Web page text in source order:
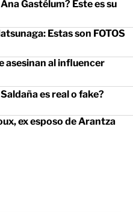
Gastélum? Este es su
Estas son FOTOS
asesinan al influencer
es real o fake?
ex esposo de Arantza